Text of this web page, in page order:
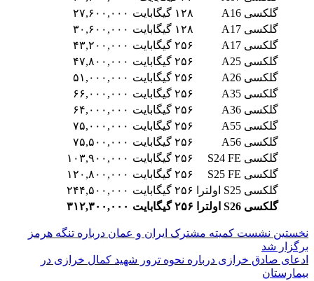
گلکسی A16
۱۲۸ گیگابایت
۲۷,۶۰۰,۰۰۰
گلکسی A17
۱۲۸ گیگابایت
۳۰,۶۰۰,۰۰۰
گلکسی A17
۲۵۶ گیگابایت
۴۳,۲۰۰,۰۰۰
گلکسی A25
۲۵۶ گیگابایت
۴۷,۸۰۰,۰۰۰
گلکسی A26
۲۵۶ گیگابایت
۵۱,۰۰۰,۰۰۰
گلکسی A35
۲۵۶ گیگابایت
۶۶,۰۰۰,۰۰۰
گلکسی A36
۲۵۶ گیگابایت
۶۴,۰۰۰,۰۰۰
گلکسی A55
۲۵۶ گیگابایت
۷۵,۰۰۰,۰۰۰
گلکسی A56
۲۵۶ گیگابایت
۷۵,۵۰۰,۰۰۰
گلکسی S24 FE
۲۵۶ گیگابایت
۱۰۳,۹۰۰,۰۰۰
گلکسی S25 FE
۲۵۶ گیگابایت
۱۲۰,۸۰۰,۰۰۰
گلکسی S25 اولترا
۲۵۶ گیگابایت
۲۴۴,۵۰۰,۰۰۰
گلکسی S26 اولترا
۲۵۶ گیگابایت ۳۱۲,۳۰۰,۰۰۰
نخستین نشست کمیته مشترک ایران و عمان درباره تنگه هرمز
برگزار شد
ادعای صادق خرازی درباره نحوه ترور شهید کمال خرازی در
بیمارستان